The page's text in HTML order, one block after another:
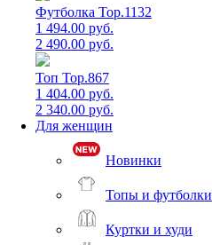
Футболка Top.1132
1 494.00 руб.
2 490.00 руб.
Топ Top.867
1 404.00 руб.
2 340.00 руб.
Для женщин
Новинки
Топы и футболки
Куртки и худи